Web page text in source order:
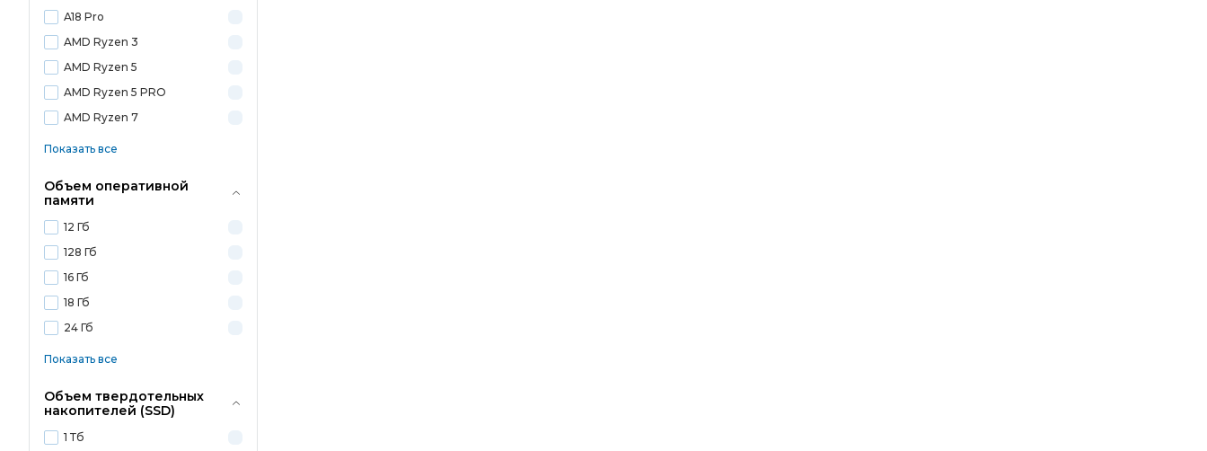
A18 Pro
AMD Ryzen 3
AMD Ryzen 5
AMD Ryzen 5 PRO
AMD Ryzen 7
Показать все
Объем оперативной
памяти
12 Гб
128 Гб
16 Гб
18 Гб
24 Гб
Показать все
Объем твердотельных
накопителей (SSD)
1 Тб